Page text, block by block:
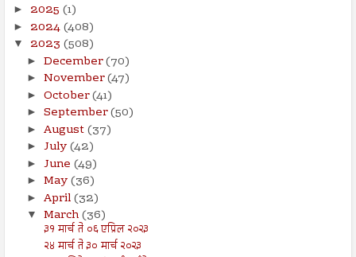
► 2025 (1)
► 2024(408)
▼ 2023 (508)
► December(70)
► November(47)
► October(41)
► September(50)
► August(37)
► July(42)
► June (49)
► May(36)
► April(32)
▼ March(36)
३१ मार्च ते ०६ एप्रिल २०२३
२४ मार्च ते ३० मार्च २०२३